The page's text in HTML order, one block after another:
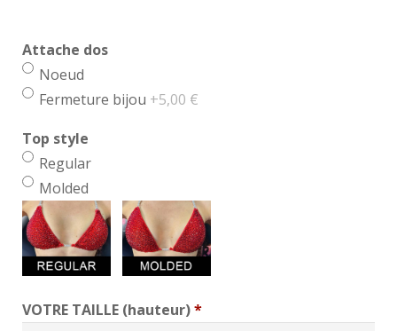
Attache dos
Noeud
Fermeture bijou +5,00 €
Top style
Regular
Molded
VOTRE TAILLE (hauteur)*